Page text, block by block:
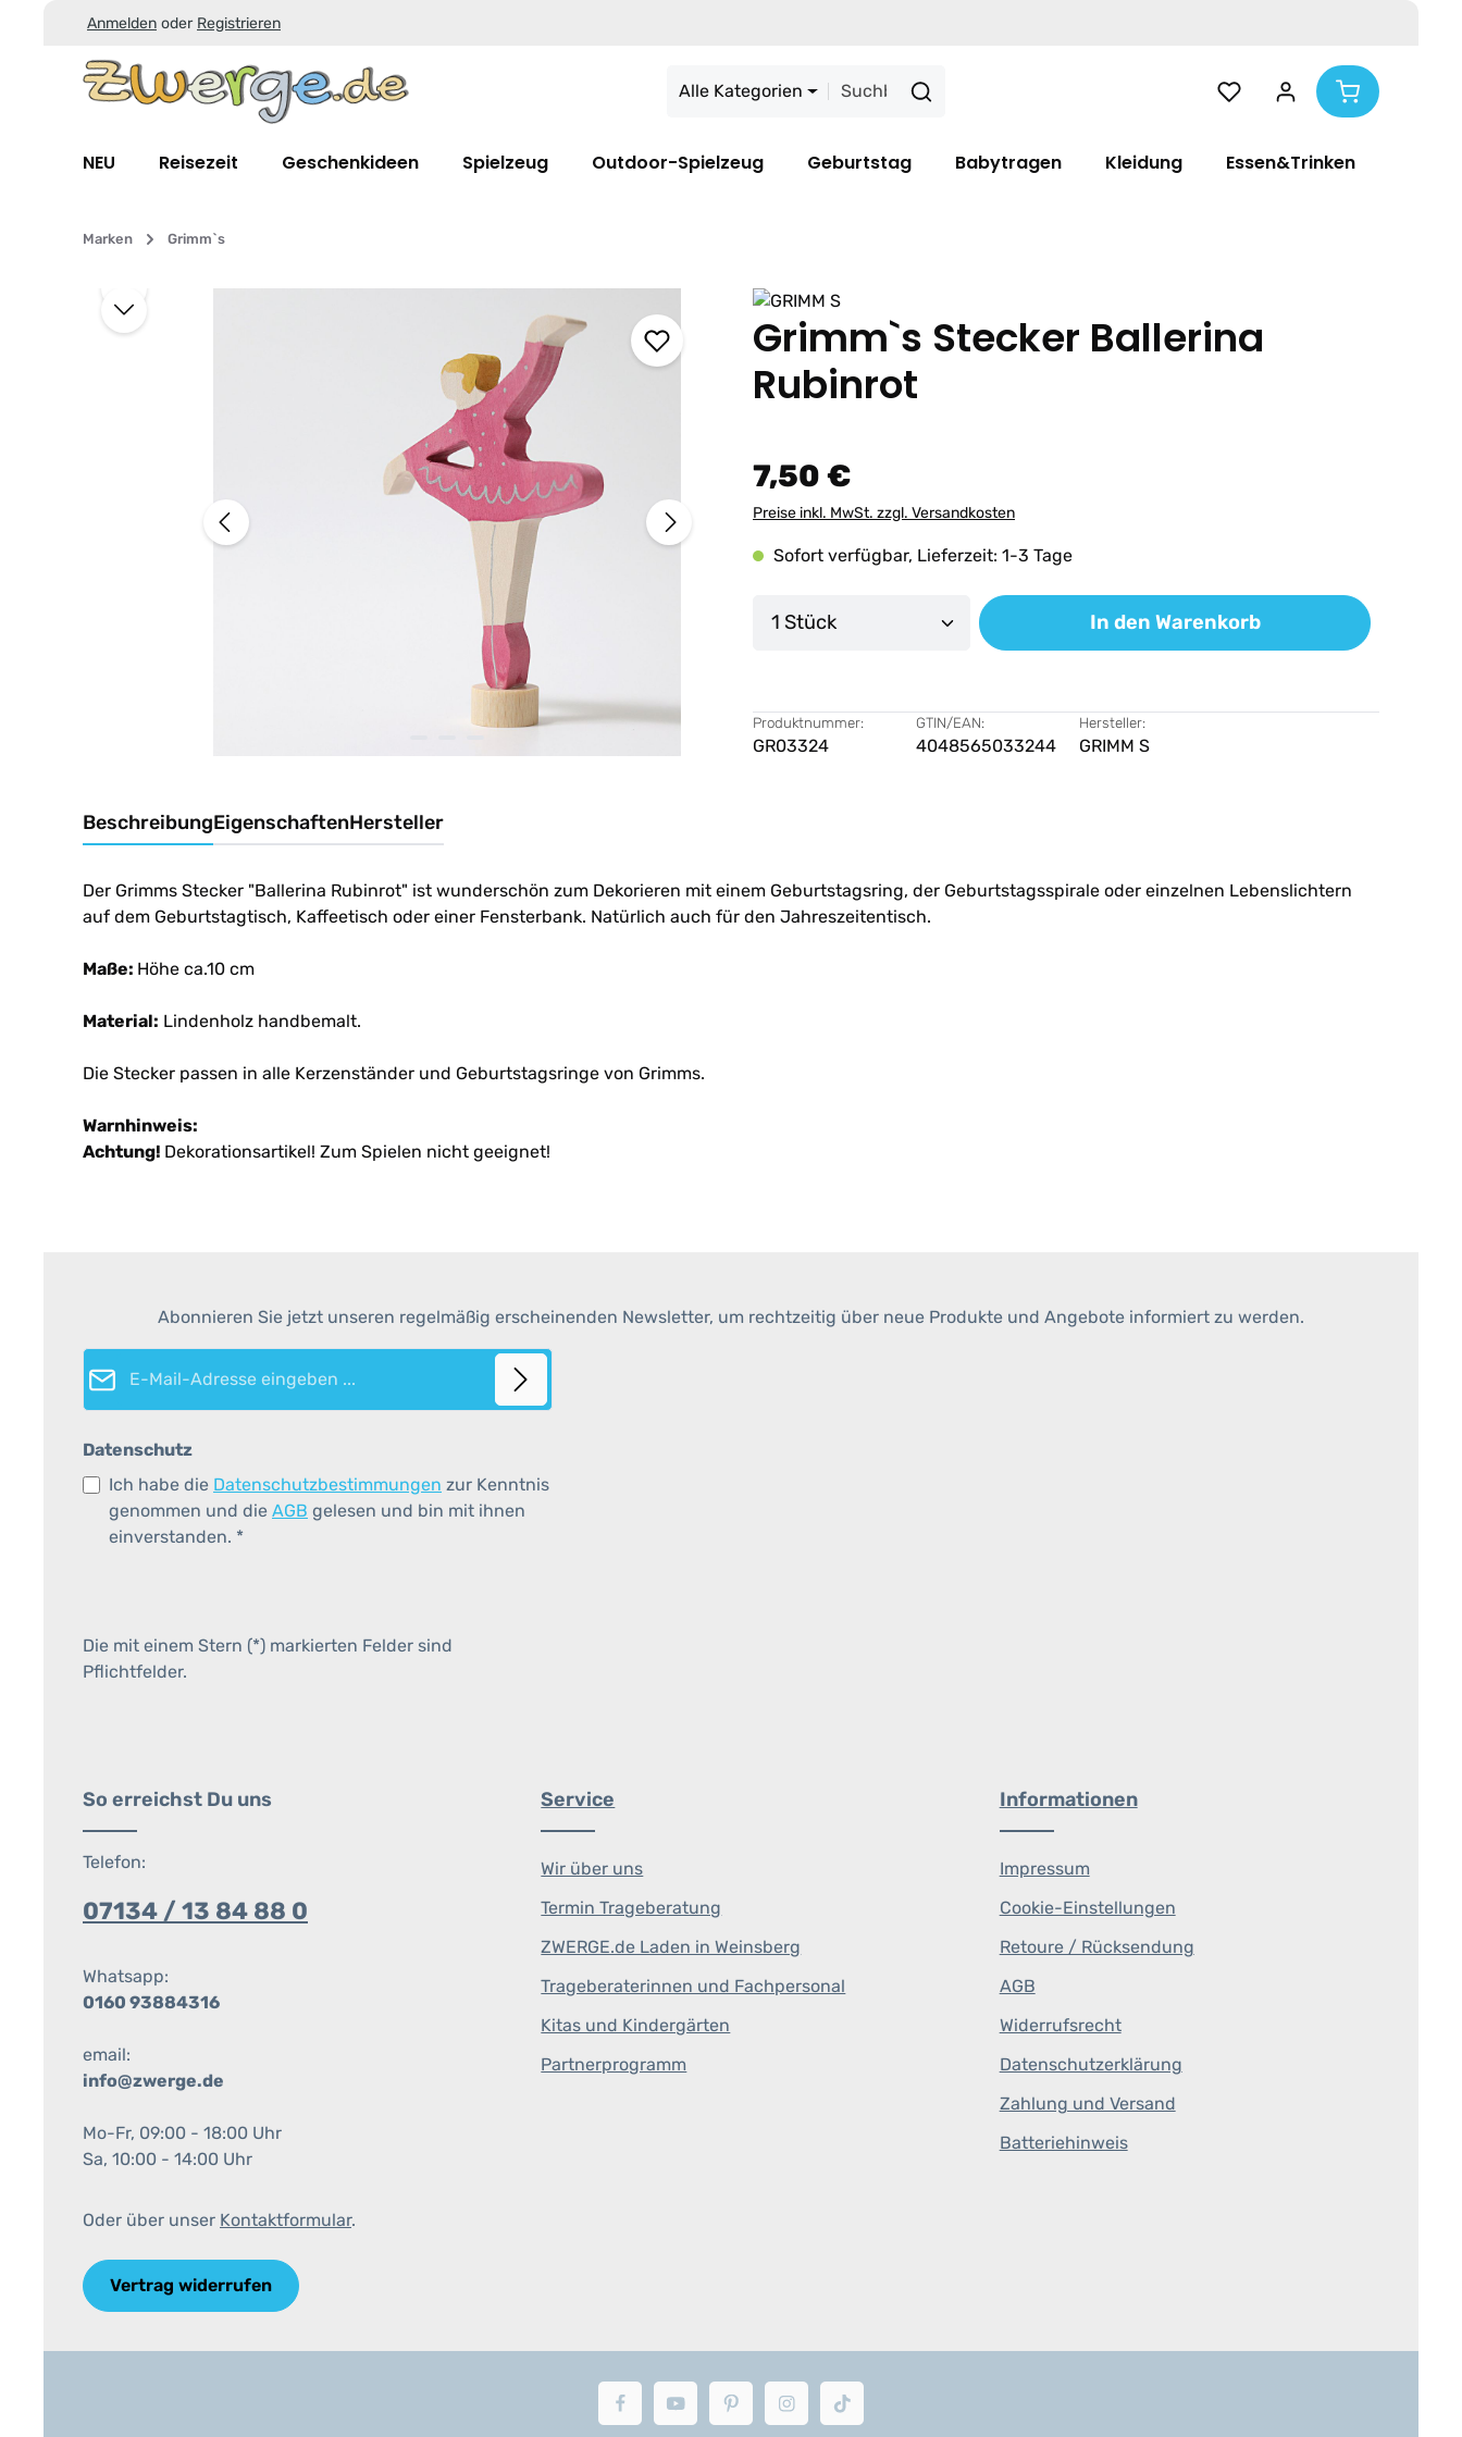
Zum Hauptinhalt springen
Zur Suche springen
Zur Hauptnavigation springen
Anmelden oder Registrieren
Alle Kategorien
NEU Reisezeit Geschenkideen Spielzeug Outdoor-Spielzeug Geburtstag Babytragen Kleidung Essen&Trinken
Marken Grimm`s
Bildergalerie überspringen
Grimm`s Stecker Ballerina
Rubinrot
7,50 €
Preise inkl. MwSt. zzgl. Versandkosten
Sofort verfügbar, Lieferzeit: 1-3 Tage
Produkt Anzahl: Gib den gewünschten Wert ein oder
In den Warenkorb
Produktnummer:
GR03324
GTIN/EAN:
4048565033244
Hersteller:
GRIMM S
BeschreibungEigenschaftenHersteller
Der Grimms Stecker "Ballerina Rubinrot" ist wunderschön zum Dekorieren mit einem Geburtstagsring, der Geburtstagsspirale oder einzelnen Lebenslichtern
auf dem Geburtstagtisch, Kaffeetisch oder einer Fensterbank. Natürlich auch für den Jahreszeitentisch.
Maße: Höhe ca.10 cm
Material: Lindenholz handbemalt.
Die Stecker passen in alle Kerzenständer und Geburtstagsringe von Grimms.
Warnhinweis:
Achtung! Dekorationsartikel! Zum Spielen nicht geeignet!
Abonnieren Sie jetzt unseren regelmäßig erscheinenden Newsletter, um rechtzeitig über neue Produkte und Angebote informiert zu werden.
E-Mail-Adresse*
Datenschutz
Ich habe die Datenschutzbestimmungen zur Kenntnis
genommen und die AGB gelesen und bin mit ihnen
einverstanden. *
Die mit einem Stern (*) markierten Felder sind
Pflichtfelder.
So erreichst Du uns
Telefon:
07134 / 13 84 88 0
Whatsapp:
0160 93884316
email:
info@zwerge.de
Mo-Fr, 09:00 - 18:00 Uhr
Sa, 10:00 - 14:00 Uhr
Oder über unser Kontaktformular.
Vertrag widerrufen
Service
Wir über uns
Termin Trageberatung
ZWERGE.de Laden in Weinsberg
Trageberaterinnen und Fachpersonal
Kitas und Kindergärten
Partnerprogramm
Informationen
Impressum
Cookie-Einstellungen
Retoure / Rücksendung
AGB
Widerrufsrecht
Datenschutzerklärung
Zahlung und Versand
Batteriehinweis